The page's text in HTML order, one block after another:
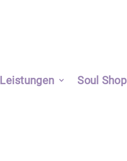
Leistungen Soul Shop